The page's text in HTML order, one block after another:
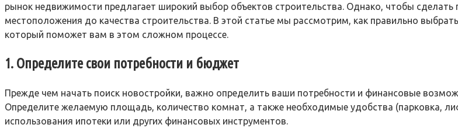
рынок недвижимости предлагает широкий выбор объектов строительства. Однако, чтобы
местоположения до качества строительства. В этой статье мы рассмотрим, как правильно
который поможет вам в этом сложном процессе.
1. Определите свои потребности и бюджет
Прежде чем начать поиск новостройки, важно определить ваши потребности и финансовые
Определите желаемую площадь, количество комнат, а также необходимые удобства (парковка,
использования ипотеки или других финансовых инструментов.